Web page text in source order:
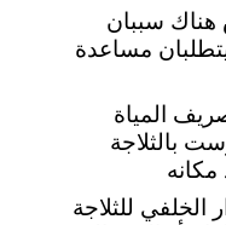
هناك سببان
مساعدة
المياة
بالثلاجة
مكانه
الخلفي للثلاجة